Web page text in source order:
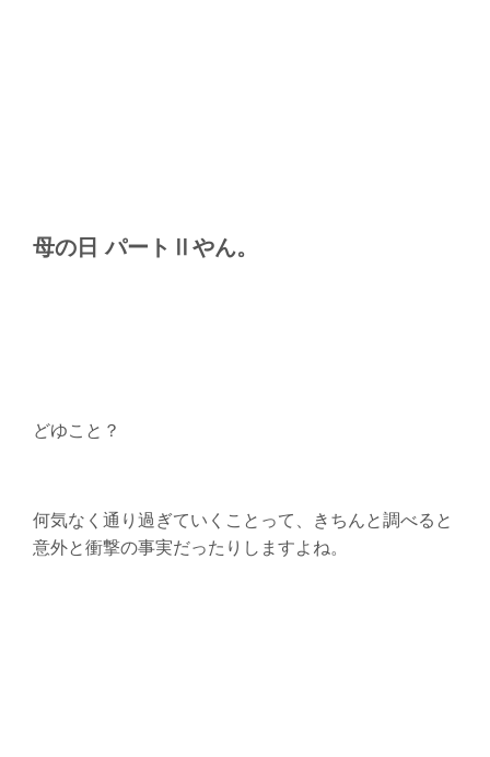
母の日 パートⅡやん。
どゆこと？
何気なく通り過ぎていくことって、きちんと調べると
意外と衝撃の事実だったりしますよね。